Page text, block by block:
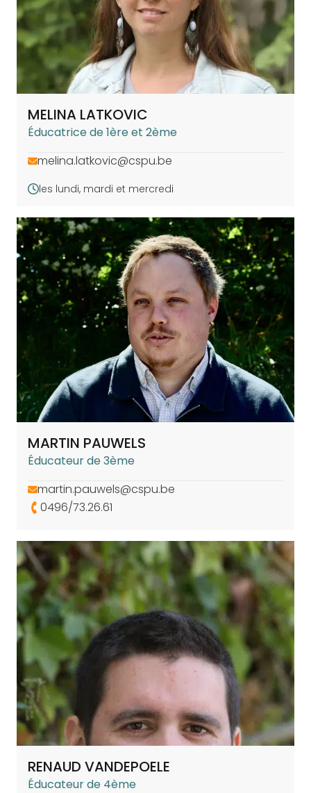
MELINA LATKOVIC
Éducatrice de 1ère et 2ème
melina.latkovic@cspu.be
les lundi, mardi et mercredi
MARTIN PAUWELS
Éducateur de 3ème
martin.pauwels@cspu.be
0496/73.26.61
RENAUD VANDEPOELE
Éducateur de 4ème